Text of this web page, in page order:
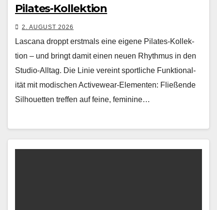
Pilates-Kollektion
2. AUGUST 2026
Las­cana droppt erst­mals eine eigene Pilates-Kollek­
tion – und bringt damit einen neuen Rhyth­mus in den
Stu­dio-All­t­ag. Die Lin­ie vere­int sportliche Funk­tion­al­
ität mit modis­chen Activewear-Ele­menten: Fließende
Sil­hou­et­ten tre­f­fen auf feine, fem­i­nine…